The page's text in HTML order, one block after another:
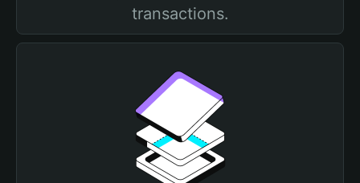
transactions.